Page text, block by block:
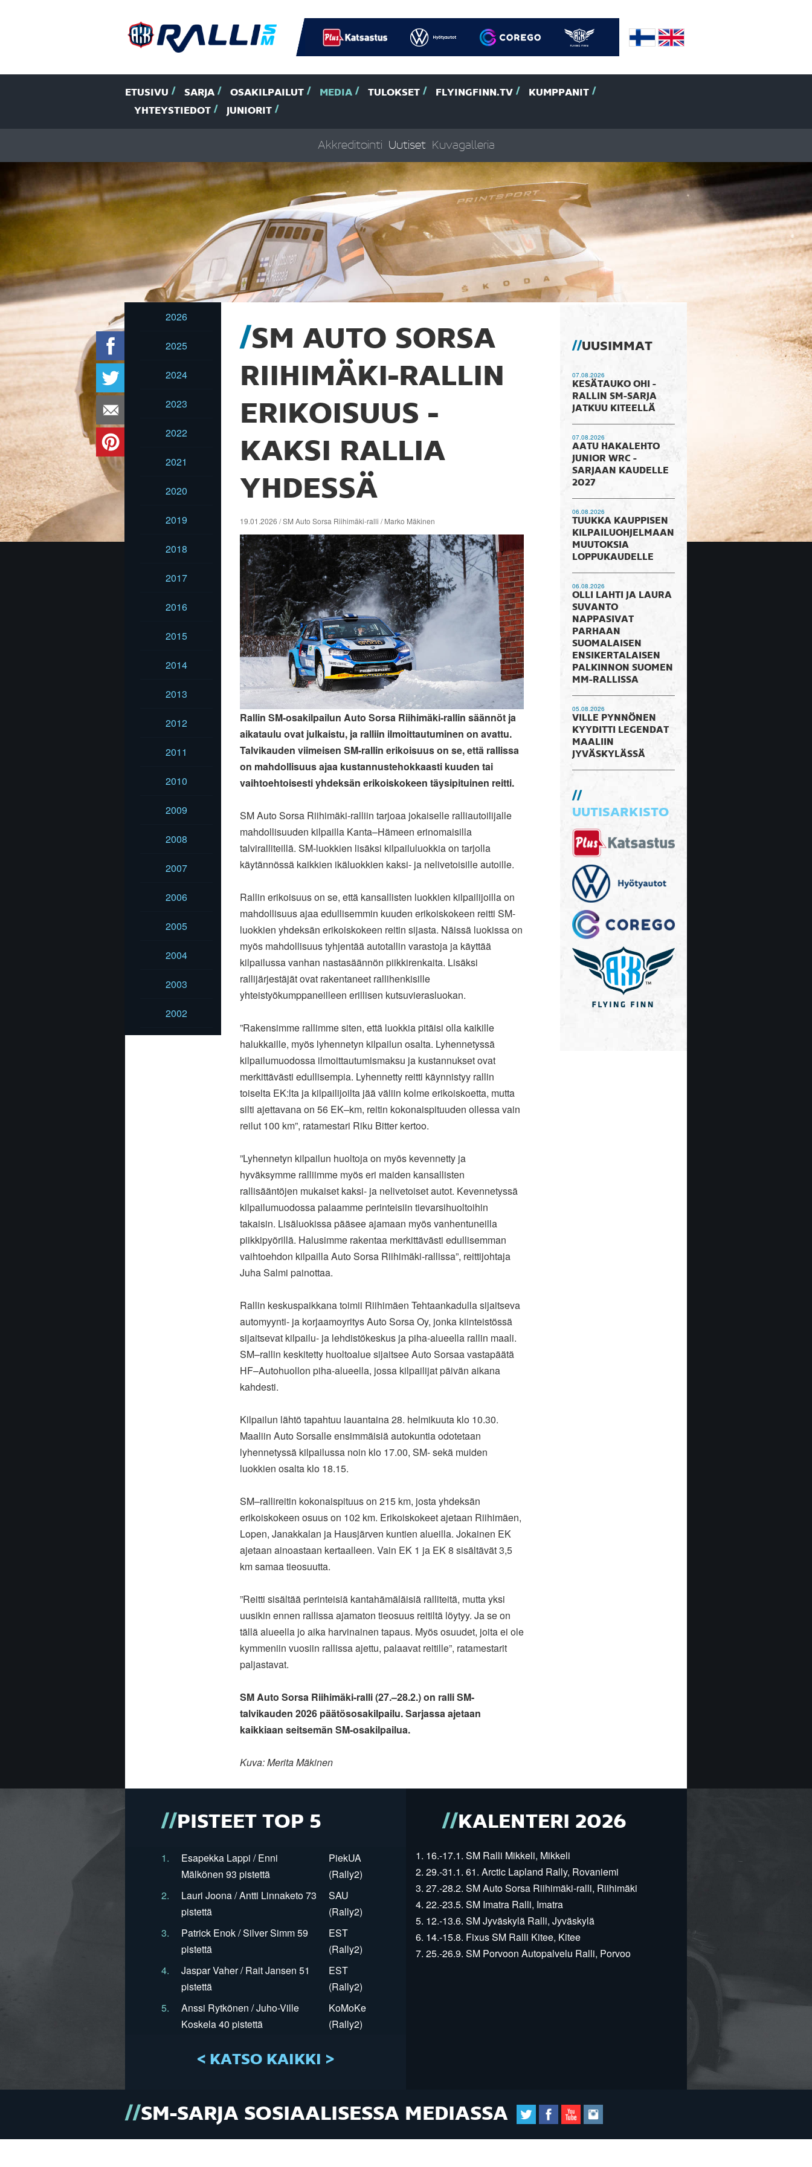
ETUSIVU SARJA OSAKILPAILUT MEDIA TULOKSET FLYINGFINN.TV
KUMPPANIT
YHTEYSTIEDOT
JUNIORIT
Akkreditointi Uutiset Kuvagalleria
2026
2025
2024
2023
2022
2021
2020
2019
2018
2017
2016
2015
2014
2013
2012
2011
2010
2009
2008
2007
2006
2005
2004
2003
2002
SM AUTO SORSA
RIIHIMÄKI-RALLIN
ERIKOISUUS -
KAKSI RALLIA
YHDESSÄ
19.01.2026 / SM Auto Sorsa Riihimäki-ralli / Marko Mäkinen
Rallin SM-osakilpailun Auto Sorsa Riihimäki-rallin säännöt ja
aikataulu ovat julkaistu, ja ralliin ilmoittautuminen on avattu.
Talvikauden viimeisen SM-rallin erikoisuus on se, että rallissa
on mahdollisuus ajaa kustannustehokkaasti kuuden tai
vaihtoehtoisesti yhdeksän erikoiskokeen täysipituinen reitti.
SM Auto Sorsa Riihimäki-ralliin tarjoaa jokaiselle ralliautoilijalle
mahdollisuuden kilpailla Kanta–Hämeen erinomaisilla
talviralliteillä. SM-luokkien lisäksi kilpailuluokkia on tarjolla
käytännössä kaikkien ikäluokkien kaksi- ja nelivetoisille autoille.
Rallin erikoisuus on se, että kansallisten luokkien kilpailijoilla on
mahdollisuus ajaa edullisemmin kuuden erikoiskokeen reitti SM-
luokkien yhdeksän erikoiskokeen reitin sijasta. Näissä luokissa on
myös mahdollisuus tyhjentää autotallin varastoja ja käyttää
kilpailussa vanhan nastasäännön piikkirenkaita. Lisäksi
rallijärjestäjät ovat rakentaneet rallihenkisille
yhteistyökumppaneilleen erillisen kutsuvierasluokan.
”Rakensimme rallimme siten, että luokkia pitäisi olla kaikille
halukkaille, myös lyhennetyn kilpailun osalta. Lyhennetyssä
kilpailumuodossa ilmoittautumismaksu ja kustannukset ovat
merkittävästi edullisempia. Lyhennetty reitti käynnistyy rallin
toiselta EK:lta ja kilpailijoilta jää väliin kolme erikoiskoetta, mutta
silti ajettavana on 56 EK–km, reitin kokonaispituuden ollessa vain
reilut 100 km”, ratamestari Riku Bitter kertoo.
”Lyhennetyn kilpailun huoltoja on myös kevennetty ja
hyväksymme ralliimme myös eri maiden kansallisten
rallisääntöjen mukaiset kaksi- ja nelivetoiset autot. Kevennetyssä
kilpailumuodossa palaamme perinteisiin tievarsihuoltoihin
takaisin. Lisäluokissa pääsee ajamaan myös vanhentuneilla
piikkipyörillä. Halusimme rakentaa merkittävästi edullisemman
vaihtoehdon kilpailla Auto Sorsa Riihimäki-rallissa”, reittijohtaja
Juha Salmi painottaa.
Rallin keskuspaikkana toimii Riihimäen Tehtaankadulla sijaitseva
automyynti- ja korjaamoyritys Auto Sorsa Oy, jonka kiinteistössä
sijaitsevat kilpailu- ja lehdistökeskus ja piha-alueella rallin maali.
SM–rallin keskitetty huoltoalue sijaitsee Auto Sorsaa vastapäätä
HF–Autohuollon piha-alueella, jossa kilpailijat päivän aikana
kahdesti.
Kilpailun lähtö tapahtuu lauantaina 28. helmikuuta klo 10.30.
Maaliin Auto Sorsalle ensimmäisiä autokuntia odotetaan
lyhennetyssä kilpailussa noin klo 17.00, SM- sekä muiden
luokkien osalta klo 18.15.
SM–rallireitin kokonaispituus on 215 km, josta yhdeksän
erikoiskokeen osuus on 102 km. Erikoiskokeet ajetaan Riihimäen,
Lopen, Janakkalan ja Hausjärven kuntien alueilla. Jokainen EK
ajetaan ainoastaan kertaalleen. Vain EK 1 ja EK 8 sisältävät 3,5
km samaa tieosuutta.
”Reitti sisältää perinteisiä kantahämäläisiä ralliteitä, mutta yksi
uusikin ennen rallissa ajamaton tieosuus reitiltä löytyy. Ja se on
tällä alueella jo aika harvinainen tapaus. Myös osuudet, joita ei ole
kymmeniin vuosiin rallissa ajettu, palaavat reitille”, ratamestarit
paljastavat.
SM Auto Sorsa Riihimäki-ralli (27.–28.2.) on ralli SM-
talvikauden 2026 päätösosakilpailu. Sarjassa ajetaan
kaikkiaan seitsemän SM-osakilpailua.
Kuva: Merita Mäkinen
UUSIMMAT
07.08.2026
KESÄTAUKO OHI -
RALLIN SM-SARJA
JATKUU KITEELLÄ
07.08.2026
AATU HAKALEHTO
JUNIOR WRC -
SARJAAN KAUDELLE
2027
06.08.2026
TUUKKA KAUPPISEN
KILPAILUOHJELMAAN
MUUTOKSIA
LOPPUKAUDELLE
06.08.2026
OLLI LAHTI JA LAURA
SUVANTO
NAPPASIVAT
PARHAAN
SUOMALAISEN
ENSIKERTALAISEN
PALKINNON SUOMEN
MM-RALLISSA
05.08.2026
VILLE PYNNÖNEN
KYYDITTI LEGENDAT
MAALIIN
JYVÄSKYLÄSSÄ
UUTISARKISTO
PISTEET TOP 5
1.
Esapekka Lappi / Enni
Mälkönen 93 pistettä
PiekUA
(Rally2)
2.
Lauri Joona / Antti Linnaketo 73
pistettä
SAU
(Rally2)
3.
Patrick Enok / Silver Simm 59
pistettä
EST
(Rally2)
4.
Jaspar Vaher / Rait Jansen 51
pistettä
EST
(Rally2)
5.
Anssi Rytkönen / Juho-Ville
Koskela 40 pistettä
KoMoKe
(Rally2)
< KATSO KAIKKI >
KALENTERI 2026
1. 16.-17.1. SM Ralli Mikkeli, Mikkeli
2. 29.-31.1. 61. Arctic Lapland Rally, Rovaniemi
3. 27.-28.2. SM Auto Sorsa Riihimäki-ralli, Riihimäki
4. 22.-23.5. SM Imatra Ralli, Imatra
5. 12.-13.6. SM Jyväskylä Ralli, Jyväskylä
6. 14.-15.8. Fixus SM Ralli Kitee, Kitee
7. 25.-26.9. SM Porvoon Autopalvelu Ralli, Porvoo
SM-SARJA SOSIAALISESSA MEDIASSA